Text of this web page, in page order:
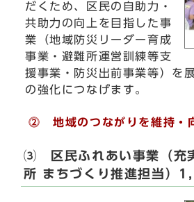
だくため、区民の自助力・
共助力の向上を目指した事
業（地域防災リーダー育成
事業・避難所運営訓練等支
援事業・防災出前事業等）を
の強化につなげます。
⓶ 地域のつながりを維持・
⑶ 区民ふれあい事業（充
所 まちづくり推進担当）